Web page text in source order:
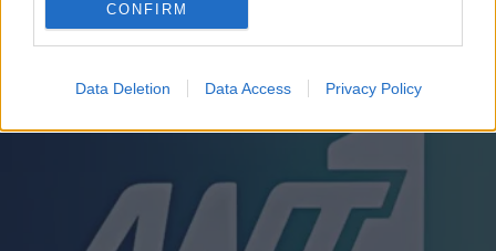
CONFIRM
Data Deletion Data Access Privacy Policy